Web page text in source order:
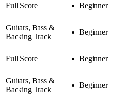
Full Score Beginner
Guitars, Bass &
Backing Track
Beginner
Full Score Beginner
Guitars, Bass &
Backing Track
Beginner